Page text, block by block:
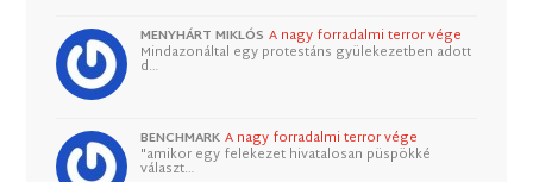
MENYHÁRT MIKLÓS A nagy forradalmi terror vége
Mindazonáltal egy protestáns gyülekezetben adott
d…
BENCHMARK A nagy forradalmi terror vége
"amikor egy felekezet hivatalosan püspökké
választ…